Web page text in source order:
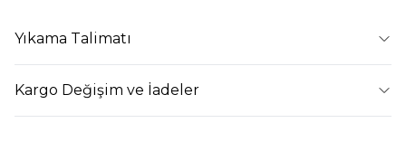
Yıkama Talimatı
Kargo Değişim ve İadeler